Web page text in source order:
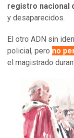
registro nacional
y desaparecidos.
El otro ADN sin
policial, pero no
el magistrado